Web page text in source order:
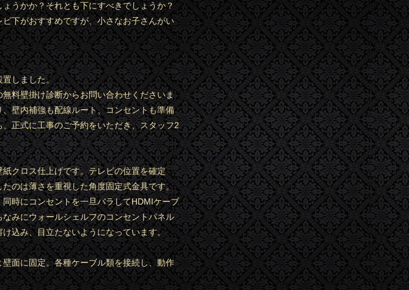
うかか？それとも下にすべきでしょうか？
下がおすすめですが、小さなお子さんがい
しました。
料壁掛け診断からお問い合わせくださいま
壁内補強も配線ルート、コンセントも準備
正式に工事のご予約をいただき、スタッフ2
クロス仕上げです。テレビの位置を確定
のは薄さを重視した角度固定式金具です。
時にコンセントを一旦バラしてHDMIケーブ
みにウォールシェルフのコンセントパネル
込み、目立たないようになっています。
面に固定。各種ケーブル類を接続し、動作